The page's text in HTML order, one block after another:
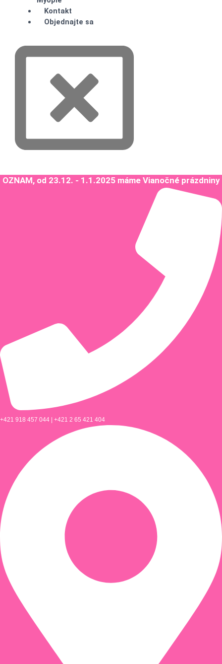
Kontakt
Objednajte sa
OZNAM, od 23.12. - 1.1.2025 máme Vianočné prázdniny
+421 918 457 044 | +421 2 65 421 404